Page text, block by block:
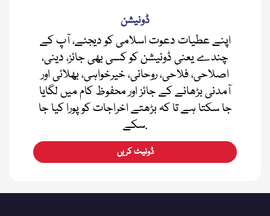
ڈونیشن
اپنے عطیات دعوت اسلامی کو دیجئے، آپ کے
چندے یعنی ڈونیشن کو کسی بھی جائز، دینی،
اصلاحی، فلاحی، روحانی، خیرخواہی، بھلائی اور
آمدنی بڑھانے کے جائز اور محفوظ کام میں لگایا
جا سکتا ہے تا کہ بڑھتے اخراجات کو پورا کیا جا
سکے.
ڈونیٹ کریں